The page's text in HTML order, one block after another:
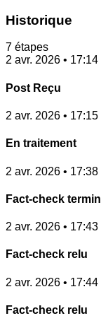
Historique
7 étapes
2 avr. 2026 • 17:14
Post Reçu
2 avr. 2026 • 17:15
En traitement
2 avr. 2026 • 17:38
Fact-check
2 avr. 2026 • 17:43
Fact-check relu
2 avr. 2026 • 17:44
Fact-check relu